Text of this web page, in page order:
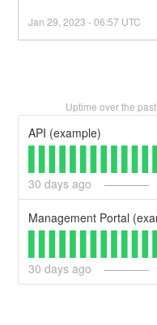
Jan29 ,2023 -06:57 UTC
Uptime over the past
API (example)
30 days ago
30 days ago